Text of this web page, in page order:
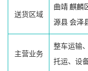
送货区域
曲靖 麒麟
源县会泽
主营业务
整车运输
托运、设